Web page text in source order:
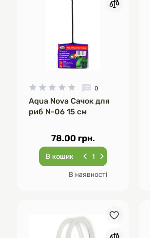
0
Aqua Nova Сачок для
риб N-06 15 см
78.00 грн.
В кошик
В наявності